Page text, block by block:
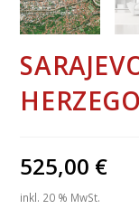
525,00 €
inkl. 20 % MwSt.